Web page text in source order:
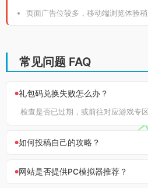
页面广告位较多，移动端浏览体验稍
常见问题 FAQ
礼包码兑换失败怎么办？
检查是否已过期，或前往对应游戏专
如何投稿自己的攻略？
网站是否提供PC模拟器推荐？